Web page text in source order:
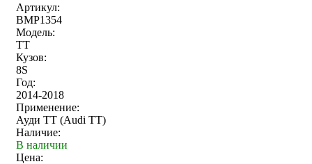
Артикул:
BMP1354
Модель:
TT
Кузов:
8S
Год:
2014-2018
Применение:
Ауди ТТ (Audi TT)
Наличие:
В наличии
Цена: